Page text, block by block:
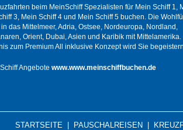
beim MeinSchiff Spezialisten für Mein Schiff 1,
3, Mein Schiff 4 und Mein Schiff 5 buchen. Die
das Mittelmeer, Adria, Ostsee, Nordeuropa, Nordland,
Orient, Dubai, Asien und Karibik mit Mittelamerika.
zum Premium All inklusive Konzept wird Sie
Angebote www.www.meinschiffbuchen.de
STARTSEITE| PAUSCHALREISEN